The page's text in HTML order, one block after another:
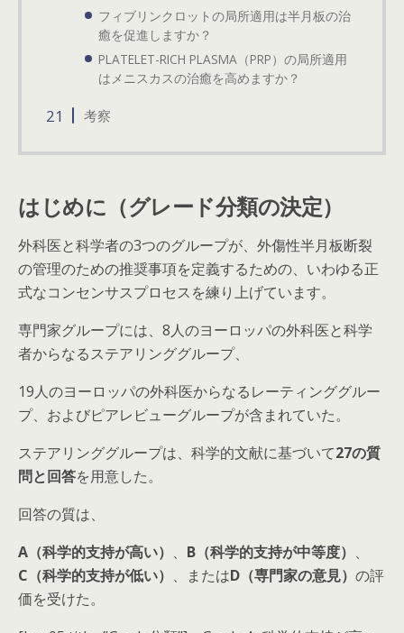
フィブリンクロットの局所適用は半月板の治
癒を促進しますか？
PLATELET-RICH PLASMA（PRP）の局所適用
はメニスカスの治癒を高めますか？
考察
はじめに（グレード分類の決定）
外科医と科学者の3つのグループが、外傷性半月板断裂
の管理のための推奨事項を定義するための、いわゆる正
式なコンセンサスプロセスを練り上げています。
専門家グループには、8人のヨーロッパの外科医と科学
者からなるステアリンググループ、
19人のヨーロッパの外科医からなるレーティンググルー
プ、およびピアレビューグループが含まれていた。
ステアリンググループは、科学的文献に基づいて27の質
問と回答を用意した。
回答の質は、
A（科学的支持が高い） 、 B（科学的支持が中等度） 、
C（科学的支持が低い） 、またはD（専門家の意見） の評
価を受けた。